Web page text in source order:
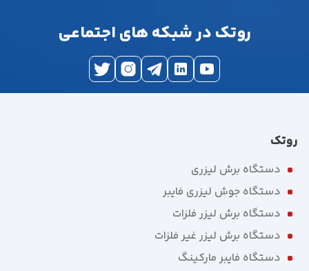
روتک در شبکه های اجتماعی
روتک
دستگاه برش لیزری
دستگاه جوش لیزری فایبر
دستگاه برش لیزر فلزات
دستگاه برش لیزر غیر فلزات
دستگاه فایبر مارکینگ